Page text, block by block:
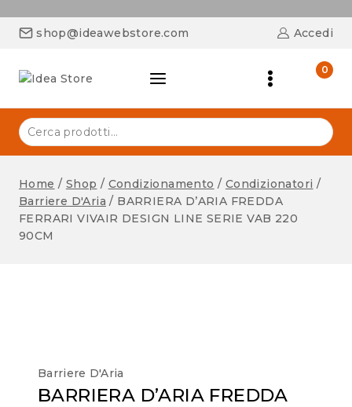
shop@ideawebstore.com Accedi
0
Home / Shop / Condizionamento / Condizionatori /
Barriere D'Aria / BARRIERA D’ARIA FREDDA
FERRARI VIVAIR DESIGN LINE SERIE VAB 220
90CM
Barriere D'Aria
BARRIERA D’ARIA FREDDA